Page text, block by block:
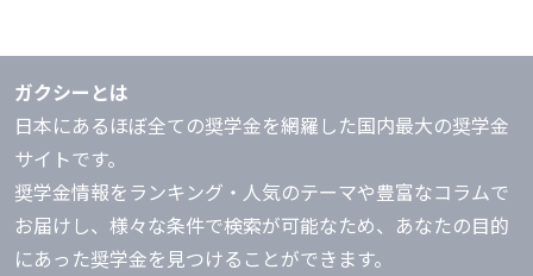
ガクシーとは
日本にあるほぼ全ての奨学金を網羅した国内最大の奨学金
サイトです。
奨学金情報をランキング・人気のテーマや豊富なコラムで
お届けし、様々な条件で検索が可能なため、あなたの目的
にあった奨学金を見つけることができます。